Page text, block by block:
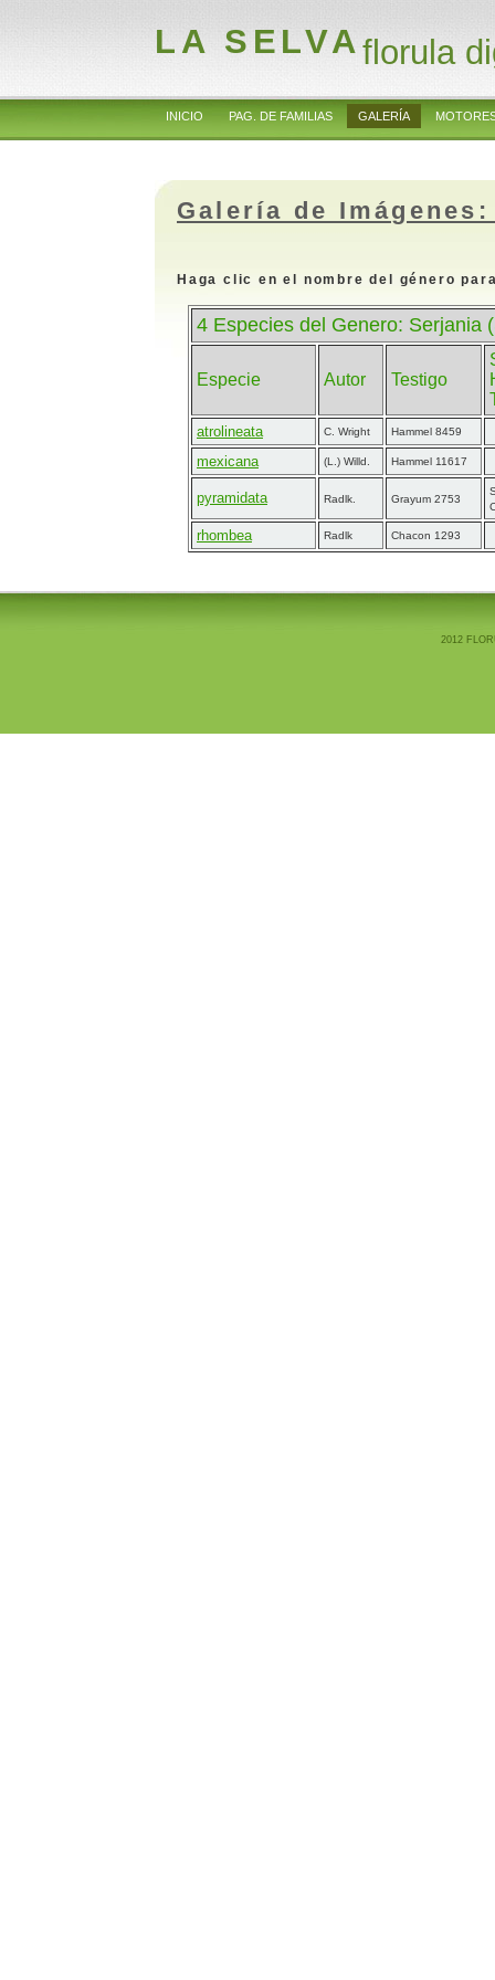
LA SELVAflorula
INICIO PAG. DE FAMILIAS GALERÍA
Galería de
Haga clic en el nombre del género
4 Especies del Genero: Serjania
Especie Autor Testigo
atrolineata C. Wright Hammel 8459
mexicana (L.) Willd. Hammel 11617
pyramidata Radlk. Grayum 2753
rhombea Radlk Chacon 1293
2012